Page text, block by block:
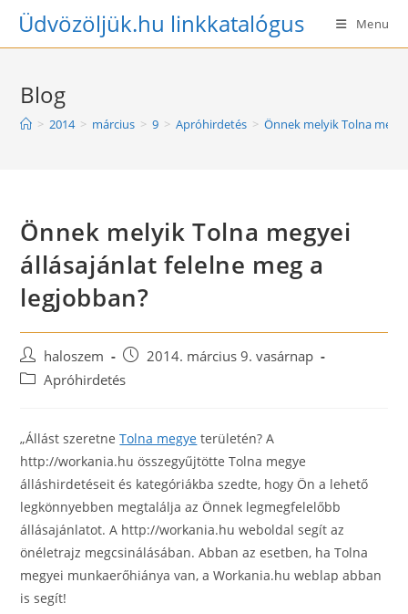
SkipÜdvözöljük.hu linkkatalógus Menu
Blog
> 2014 > március > 9 > Apróhirdetés > Önnek melyik Tolna
Önnek melyik Tolna megyei
állásajánlat felelne meg a
legjobban?
Post
author:
haloszem
Post
published:
2014. március 9. vasárnap
PostApróhirdetés
„Állást szeretneTolna megye területén? A
http://workania.hu összegyűjtötte Tolna megye
álláshirdetéseit és kategóriákba szedte, hogy Ön a lehető
legkönnyebben megtalálja az Önnek legmegfelelőbb
állásajánlatot. A http://workania.hu weboldal segít az
önéletrajz megcsinálásában. Abban az esetben, ha Tolna
megyei munkaerőhiánya van, a Workania.hu weblap abban
is segít!